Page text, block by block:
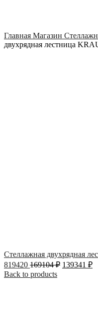
Главная Магазин
двухрядная лестница
Стеллажная двухрядная
819420 169104₽ 139341 ₽
Back to products